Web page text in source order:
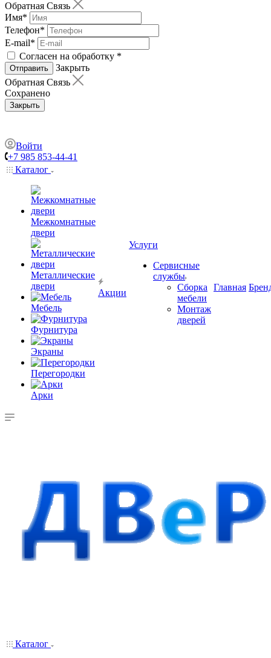
Обратная Связь
Имя*
Телефон*
E-mail*
Согласен на обработку *
Отправить
Закрыть
Обратная Связь
Сохранено
Закрыть
Войти
+7 985 853-44-41
Каталог
Межкомнатные
двери
Металлические
двери
Мебель
Фурнитура
Экраны
Перегородки
Арки
Акции
Услуги
Сервисные
службы
Сборка
мебели
Монтаж
дверей
Главная
Каталог